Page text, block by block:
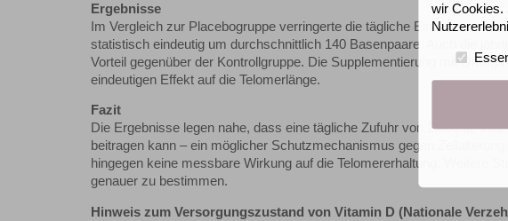
Ergebnisse
Im Vergleich zur Placebogruppe verringerte die tägliche Einnahme
statistisch eindeutig um durchschnittlich 140 Basenpaare. Auch die
Vorteil gegenüber der Kontrollgruppe. Die Supplementierung mit
eindeutigen Effekt auf die Telomerlänge.
Fazit
Die Ergebnisse legen nahe, dass eine tägliche Zufuhr von 2.000 IE
beitragen kann – ein möglicher Schutzmechanismus gegen
hingegen keine messbare Wirkung auf die Telomererhaltung. Weitere
genauer zu bestimmen.
Hinweis zum Versorgungszustand von Vitamin D (Nationale
wir Cookies.